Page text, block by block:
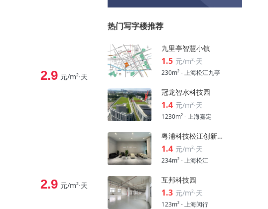
2.9 元/m²⋅天
2.9 元/m²⋅天
热门写字楼推荐
九里亭智慧小镇
1.5 元/m²⋅天
230m² - 上海松江九亭
冠龙智水科技园
1.4 元/m²⋅天
1230m² - 上海嘉定
粤浦科技松江创新中心
1.4 元/m²⋅天
234m² - 上海松江
互邦科技园
1.3 元/m²⋅天
123m² - 上海闵行